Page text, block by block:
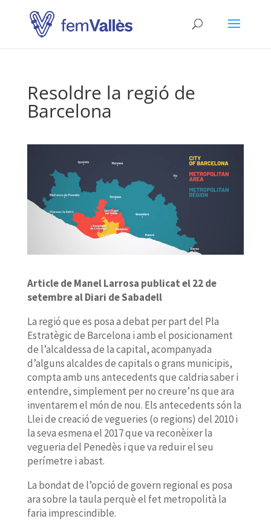
Resoldre la regió de
Barcelona
Article de Manel Larrosa publicat el 22 de
setembre al Diari de Sabadell
La regió que es posa a debat per part del Pla
Estratègic de Barcelona i amb el posicionament
de l’alcaldessa de la capital, acompanyada
d’alguns alcaldes de capitals o grans municipis,
compta amb uns antecedents que caldria saber i
entendre, simplement per no creure’ns que ara
inventarem el món de nou. Els antecedents són la
Llei de creació de vegueries (o regions) del 2010 i
la seva esmena el 2017 que va reconèixer la
vegueria del Penedès i que va reduir el seu
perímetre i abast.
La bondat de l’opció de govern regional es posa
ara sobre la taula perquè el fet metropolità la
faria imprescindible.